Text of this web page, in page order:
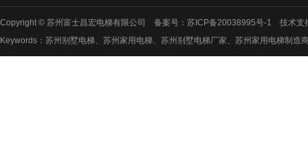
Copyright © 苏州富士昌宏电梯有限公司 备案号： 苏ICP备20038995号-1 技术支
Keywords：苏州别墅电梯、苏州家用电梯、苏州别墅电梯厂家、苏州家用电梯制造